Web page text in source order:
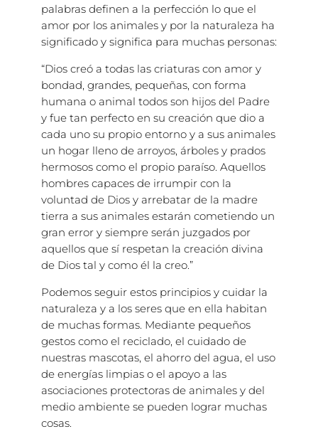
palabras definen a la perfección lo que el
amor por los animales y por la naturaleza ha
significado y significa para muchas personas:
“Dios creó a todas las criaturas con amor y
bondad, grandes, pequeñas, con forma
humana o animal todos son hijos del Padre
y fue tan perfecto en su creación que dio a
cada uno su propio entorno y a sus animales
un hogar lleno de arroyos, árboles y prados
hermosos como el propio paraíso. Aquellos
hombres capaces de irrumpir con la
voluntad de Dios y arrebatar de la madre
tierra a sus animales estarán cometiendo un
gran error y siempre serán juzgados por
aquellos que sí respetan la creación divina
de Dios tal y como él la creo.”
Podemos seguir estos principios y cuidar la
naturaleza y a los seres que en ella habitan
de muchas formas. Mediante pequeños
gestos como el reciclado, el cuidado de
nuestras mascotas, el ahorro del agua, el uso
de energías limpias o el apoyo a las
asociaciones protectoras de animales y del
medio ambiente se pueden lograr muchas
cosas.